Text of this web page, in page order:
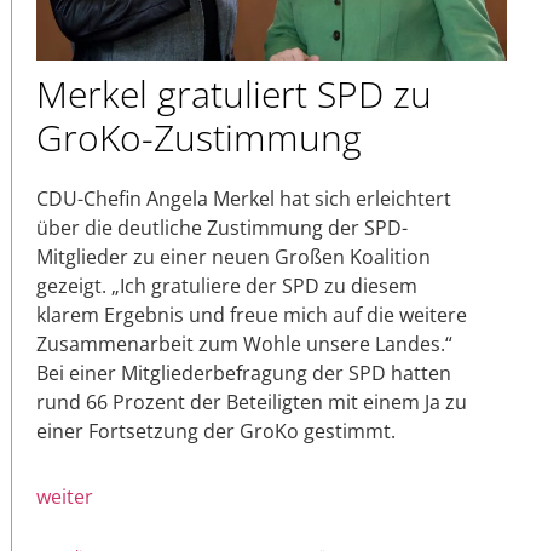
Merkel gratuliert SPD zu
GroKo-Zustimmung
CDU-Chefin Angela Merkel hat sich erleichtert
über die deutliche Zustimmung der SPD-
Mitglieder zu einer neuen Großen Koalition
gezeigt. „Ich gratuliere der SPD zu diesem
klarem Ergebnis und freue mich auf die weitere
Zusammenarbeit zum Wohle unsere Landes.“
Bei einer Mitgliederbefragung der SPD hatten
rund 66 Prozent der Beteiligten mit einem Ja zu
einer Fortsetzung der GroKo gestimmt.
weiter